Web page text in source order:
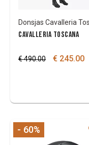
CAVALLERIA TOSCANA
€ 490.00 € 245.00
- 60%